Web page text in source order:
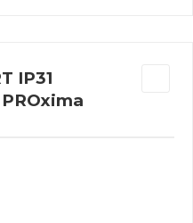
IP31